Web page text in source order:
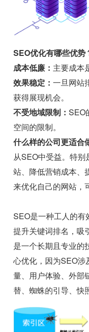
SEO优化有哪些优势
成本低廉： 主要成本
效果稳定：一旦网站
获得展现机会。
不受地域限制：SEO
空间的限制。
什么样的公司更适合
从SEO中受益。特
站、降低营销成本、
来优化自己的网站，
SEO是一种工人的
提升关键词排名，吸
是一个长期且专业的
心优化，因为SEO
量、用户体验、外部
替、蜘蛛的引导、快